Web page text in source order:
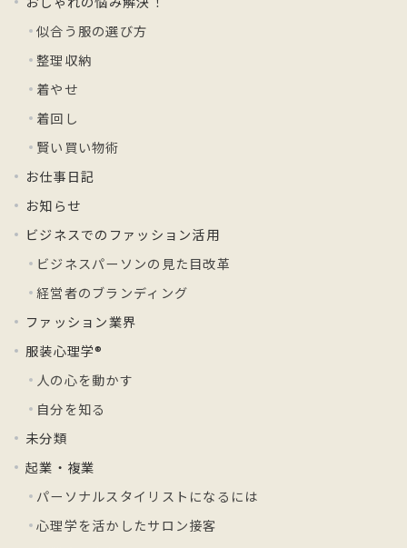
似合う服の選び方
整理収納
着やせ
着回し
賢い買い物術
お仕事日記
お知らせ
ビジネスでのファッション活用
ビジネスパーソンの見た目改革
経営者のブランディング
ファッション業界
服装心理学®
人の心を動かす
自分を知る
未分類
起業・複業
パーソナルスタイリストになるには
心理学を活かしたサロン接客